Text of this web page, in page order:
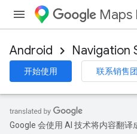
Maps
Android Navigation
开始使用 联系销售
Google 会使用 AI 技术将内容翻